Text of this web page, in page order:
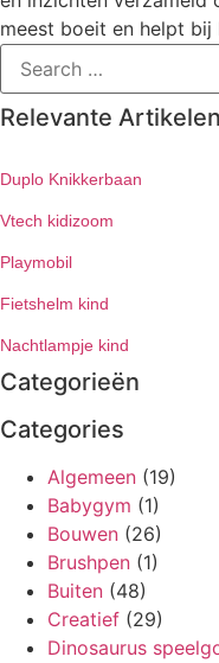
meest boeit en helpt bij
Search
for:
Relevante Artikelen
Duplo Knikkerbaan
Vtech kidizoom
Playmobil
Fietshelm kind
Nachtlampje kind
Categorieën
Categories
Algemeen (19)
Babygym (1)
Bouwen (26)
Brushpen (1)
Buiten (48)
Creatief (29)
Dinosaurus